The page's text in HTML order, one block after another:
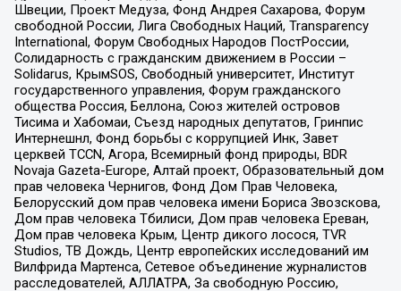
Швеции, Проект Медуза, Фонд Андрея Сахарова, Форум
свободной России, Лига Свободных Наций, Transparеncy
International, Форум Свободных Народов ПостРоссии,
Солидарность с гражданским движением в России –
Solidarus, КрымSOS, Свободный университет, Институт
государственного управления, Форум гражданского
общества Россия, Беллона, Союз жителей островов
Тисима и Хабомаи, Съезд народных депутатов, Гринпис
Интернешнл, Фонд борьбы с коррупцией Инк, Завет
церквей TCCN, Агора, Всемирный фонд природы, BDR
Novaja Gazeta-Europe, Алтай проект, Образовательный дом
прав человека Чернигов, Фонд Дом Прав Человека,
Белорусский дом прав человека имени Бориса Звозскова,
Дом прав человека Тбилиси, Дом прав человека Ереван,
Дом прав человека Крым, Центр дикого лосося, TVR
Studios, ТВ Дождь, Центр европейских исследований им
Вилфрида Мартенса, Сетевое объединение журналистов
расследователей, АЛЛАТРА, За свободную Россию,